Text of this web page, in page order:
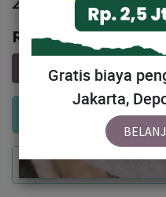
Rp2,909,500
Gratis biaya
Jakarta,